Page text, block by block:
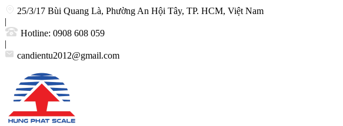
25/3/17 Bùi Quang Là, Phường An Hội Tây, TP. HCM, Việt Nam
|
Hotline: 0908 608 059
|
candientu2012@gmail.com